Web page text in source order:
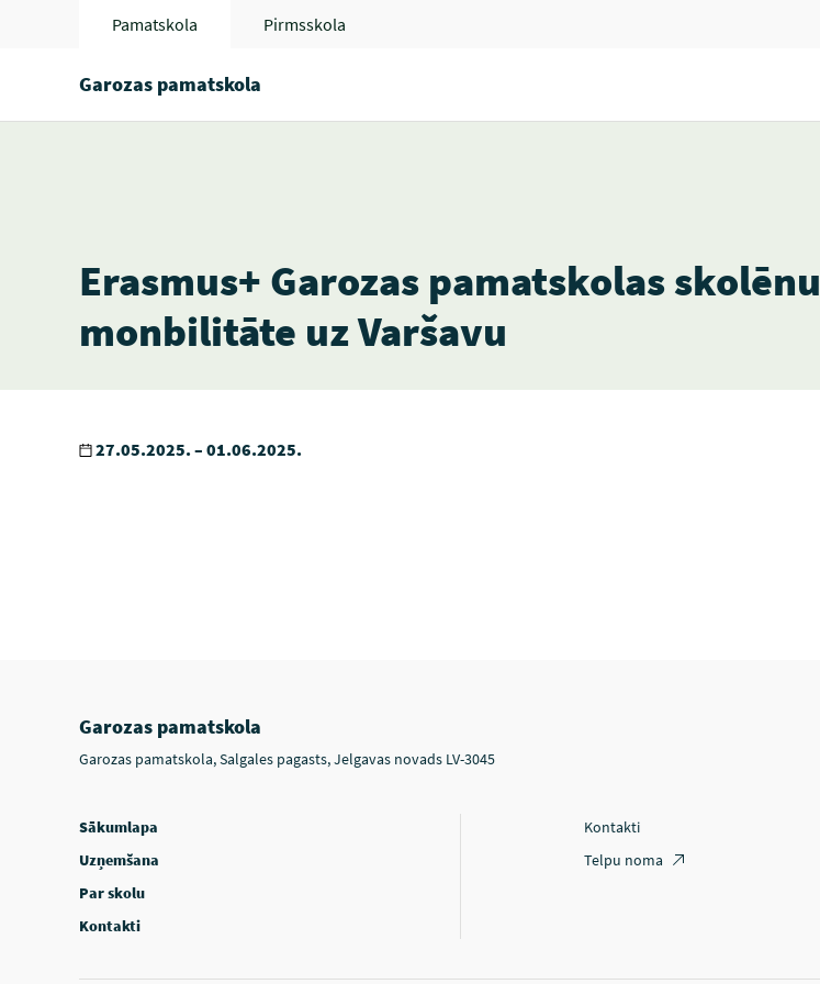
Pamatskola Pirmsskola
Garozas pamatskola
Erasmus+ Garozas pamatskolas skolēnu
monbilitāte uz Varšavu
27.05.2025. – 01.06.2025.
Garozas pamatskola
Garozas pamatskola, Salgales pagasts, Jelgavas novads LV-3045
Sākumlapa
Uzņemšana
Par skolu
Kontakti
Kontakti
Telpu noma